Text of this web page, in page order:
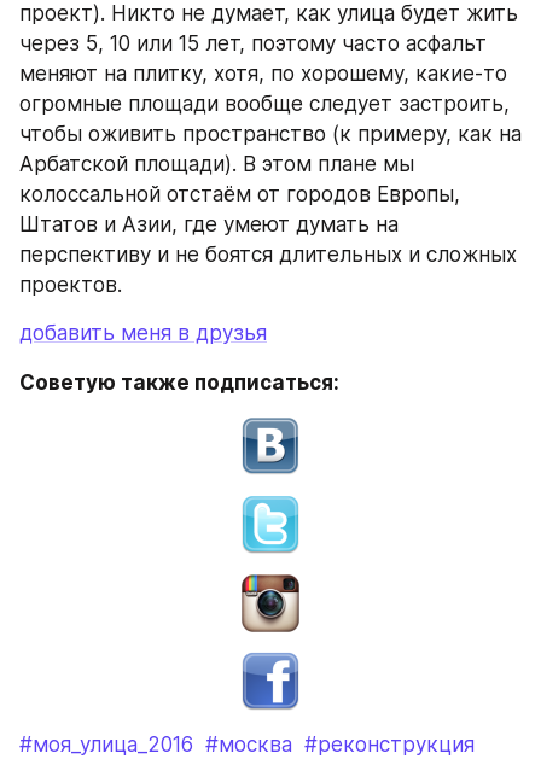
проект). Никто не думает, как улица будет жить
через 5, 10 или 15 лет, поэтому часто асфальт
меняют на плитку, хотя, по хорошему, какие-то
огромные площади вообще следует застроить,
чтобы оживить пространство (к примеру, как на
Арбатской площади). В этом плане мы
колоссальной отстаём от городов Европы,
Штатов и Азии, где умеют думать на
перспективу и не боятся длительных и сложных
проектов.
добавить меня в друзья
Советую также подписаться:
#моя_улица_2016 #москва #реконструкция